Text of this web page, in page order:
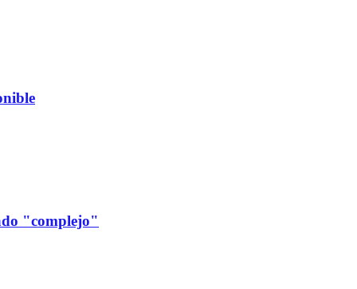
"complejo"